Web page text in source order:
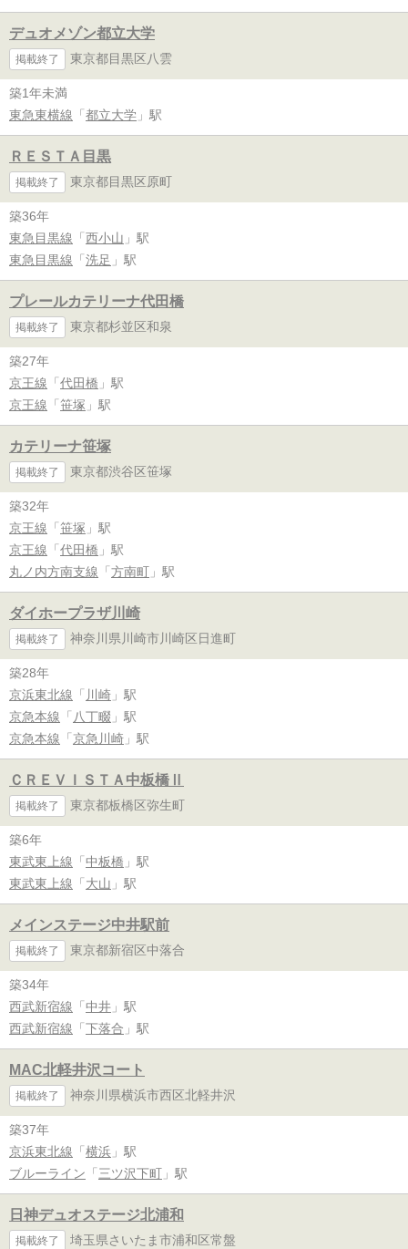
デュオメゾン都立大学
掲載終了 東京都目黒区八雲
築1年未満
東急東横線 「 都立大学 」駅
ＲＥＳＴＡ目黒
掲載終了 東京都目黒区原町
築36年
東急目黒線 「 西小山 」駅
東急目黒線 「 洗足 」駅
プレールカテリーナ代田橋
掲載終了 東京都杉並区和泉
築27年
京王線 「 代田橋 」駅
京王線 「 笹塚 」駅
カテリーナ笹塚
掲載終了 東京都渋谷区笹塚
築32年
京王線 「 笹塚 」駅
京王線 「 代田橋 」駅
丸ノ内方南支線 「 方南町 」駅
ダイホープラザ川崎
掲載終了 神奈川県川崎市川崎区日進町
築28年
京浜東北線 「 川崎 」駅
京急本線 「 八丁畷 」駅
京急本線 「 京急川崎 」駅
ＣＲＥＶＩＳＴＡ中板橋Ⅱ
掲載終了 東京都板橋区弥生町
築6年
東武東上線 「 中板橋 」駅
東武東上線 「 大山 」駅
メインステージ中井駅前
掲載終了 東京都新宿区中落合
築34年
西武新宿線 「 中井 」駅
西武新宿線 「 下落合 」駅
MAC北軽井沢コート
掲載終了 神奈川県横浜市西区北軽井沢
築37年
京浜東北線 「 横浜 」駅
ブルーライン 「 三ツ沢下町 」駅
日神デュオステージ北浦和
掲載終了 埼玉県さいたま市浦和区常盤